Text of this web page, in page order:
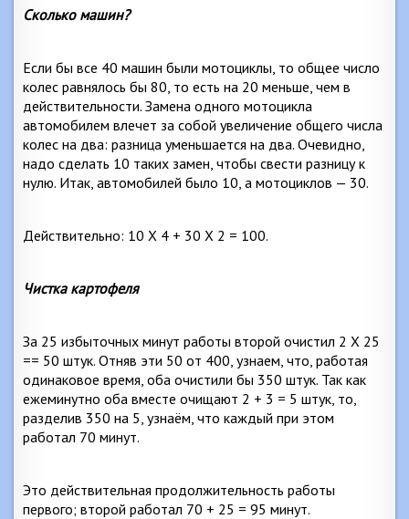
Сколько машин?
Если бы все 40 машин были мотоциклы, то общее число
колес равнялось бы 80, то есть на 20 меньше, чем в
действительности. Замена одного мотоцикла
автомобилем влечет за собой увеличение общего числа
колес на два: разница уменьшается на два. Очевидно,
надо сделать 10 таких замен, чтобы свести разницу к
нулю. Итак, автомобилей было 10, а мотоциклов — 30.
Действительно: 10 X 4 + 30 X 2 = 100.
Чистка картофеля
За 25 избыточных минут работы второй очистил 2 X 25
== 50 штук. Отняв эти 50 от 400, узнаем, что, работая
одинаковое время, оба очистили бы 350 штук. Так как
ежеминутно оба вместе очищают 2 + 3 = 5 штук, то,
разделив 350 на 5, узнаём, что каждый при этом
работал 70 минут.
Это действительная продолжительность работы
первого; второй работал 70 + 25 = 95 минут.